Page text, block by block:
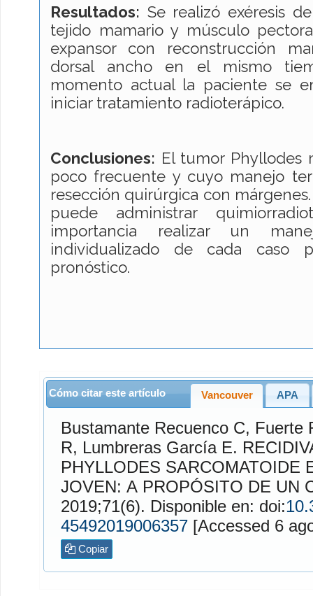
Resultados: Se realizó exéresis
tejido mamario y músculo
expansor con reconstrucción
dorsal ancho en el mismo
momento actual la paciente se
iniciar tratamiento radioterápico.
Conclusiones: El tumor Phyllodes
poco frecuente y cuyo manejo
resección quirúrgica con
puede administrar
importancia realizar un
individualizado de cada caso
pronóstico.
Cómo citar este artículo Vancouver APA
Bustamante RecuencoC, Fuerte
R, Lumbreras GarcíaE. RECIDIVA DE TUMOR
PHYLLODES SARCOMATOIDE
JOVEN: A PROPÓSITO DE UN
2019;71(6). Disponible en: doi:
45492019006357
Copiar